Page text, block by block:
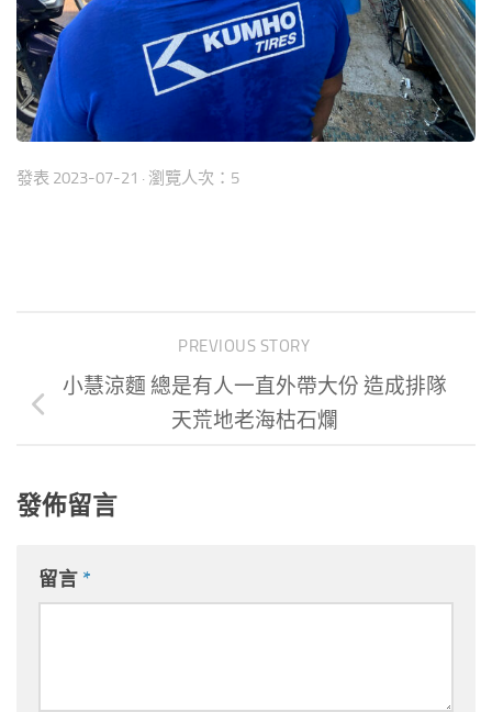
發表 2023-07-21 · 瀏覽人次：5
PREVIOUS STORY
小慧涼麵 總是有人一直外帶大份 造成排隊
天荒地老海枯石爛
發佈留言
留言 *